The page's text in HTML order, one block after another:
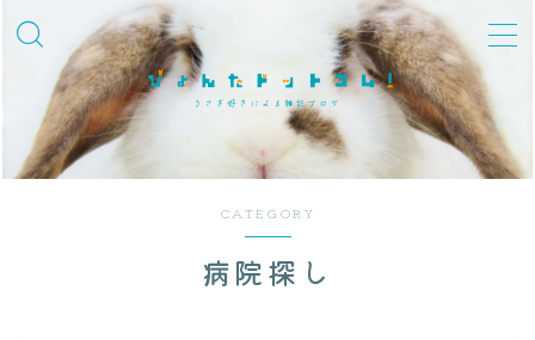
MENU
飼育知識・しつけ
CATEGORY
病院探し